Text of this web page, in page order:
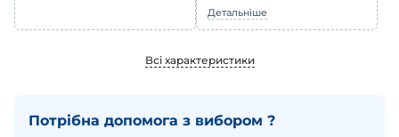
Детальніше
Всі характеристики
Потрібна допомога з вибором ?